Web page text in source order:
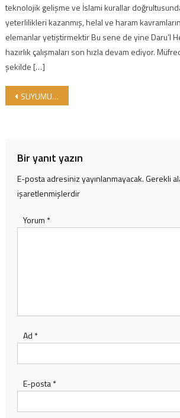
teknolojik gelişme ve İslami kurallar
yeterlilikleri kazanmış, helal ve haram
elemanlar yetiştirmektir Bu sene de yine Daru’l
hazırlık çalışmaları son hızla devam ediyor.
şekilde […]
Yazı gezinmesi
SUYUMUZA BİLE PİSLİK BULAŞTIRANLAR VAR ARAMIZDA…
Bir yanıt yazın
E-posta adresiniz yayınlanmayacak.Gerekli
işaretlenmişlerdir
Yorum *
Ad *
E-posta*